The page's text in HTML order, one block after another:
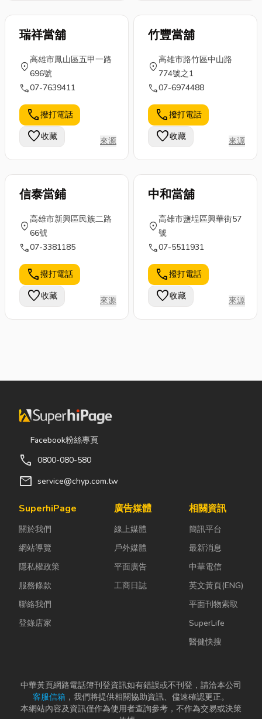
個人小額借貸、公司、
等大額融資、生意人的
臨時週轉金。 只要您
有穩定的工作，有正常
收入，秉持低利息原
則，做最好的服務提供
一個全方位資金週轉管
道，方便您大額週轉，
並有降息代償等其他優
惠專案。
瑞祥當舖
location_on
高雄市鳳山區五甲一路
696號
call07-7639411
call撥打電話
favorite收藏 來源
竹豐當舖
location_on
高雄市路竹區中山路
774號之1
call07-6974488
call撥打電話
favorite收藏 來源
信泰當鋪
location_on
高雄市新興區民族二路
66號
call07-3381185
call撥打電話
favorite收藏 來源
中和當舖
location_on
高雄市鹽埕區興華街57
號
call07-5511931
call撥打電話
favorite收藏 來源
Facebook粉絲專頁
call 0800-080-580
mail service@chyp.com.tw
SuperhiPage
關於我們
網站導覽
隱私權政策
服務條款
聯絡我們
登錄店家
廣告媒體
線上媒體
戶外媒體
平面廣告
工商日誌
相關資訊
簡訊平台
最新消息
中華電信
英文黃頁(ENG)
平面刊物索取
SuperLife
醫健快搜
中華黃頁網路電話簿刊登資訊如有錯誤或不刊登，請洽本公司
客服信箱 ，我們將提供相關協助資訊、儘速確認更正。
本網站內容及資訊僅作為使用者查詢參考，不作為交易或決策